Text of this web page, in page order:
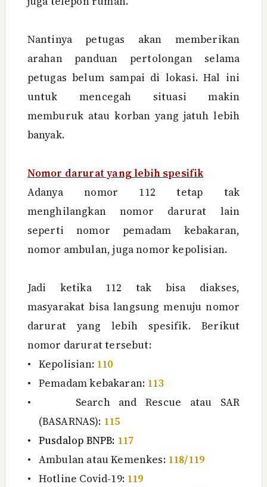
Nantinya petugas akan memberikan
arahan panduan pertolongan selama
petugas belum sampai di lokasi. Hal ini
untuk mencegah situasi makin
memburuk atau korban yang jatuh lebih
banyak.
Nomor darurat yang lebih spesifik
Adanya nomor 112 tetap tak
menghilangkan nomor darurat lain
seperti nomor pemadam kebakaran,
nomor ambulan, juga nomor kepolisian.
Jadi ketika 112 tak bisa diakses,
masyarakat bisa langsung menuju nomor
darurat yang lebih spesifik. Berikut
nomor darurat tersebut:
• Kepolisian: 110
• Pemadam kebakaran: 113
•
Search and Rescue atau SAR
(BASARNAS): 115
• Pusdalop BNPB: 117
• Ambulan atau Kemenkes: 118/119
• Hotline Covid-19: 119